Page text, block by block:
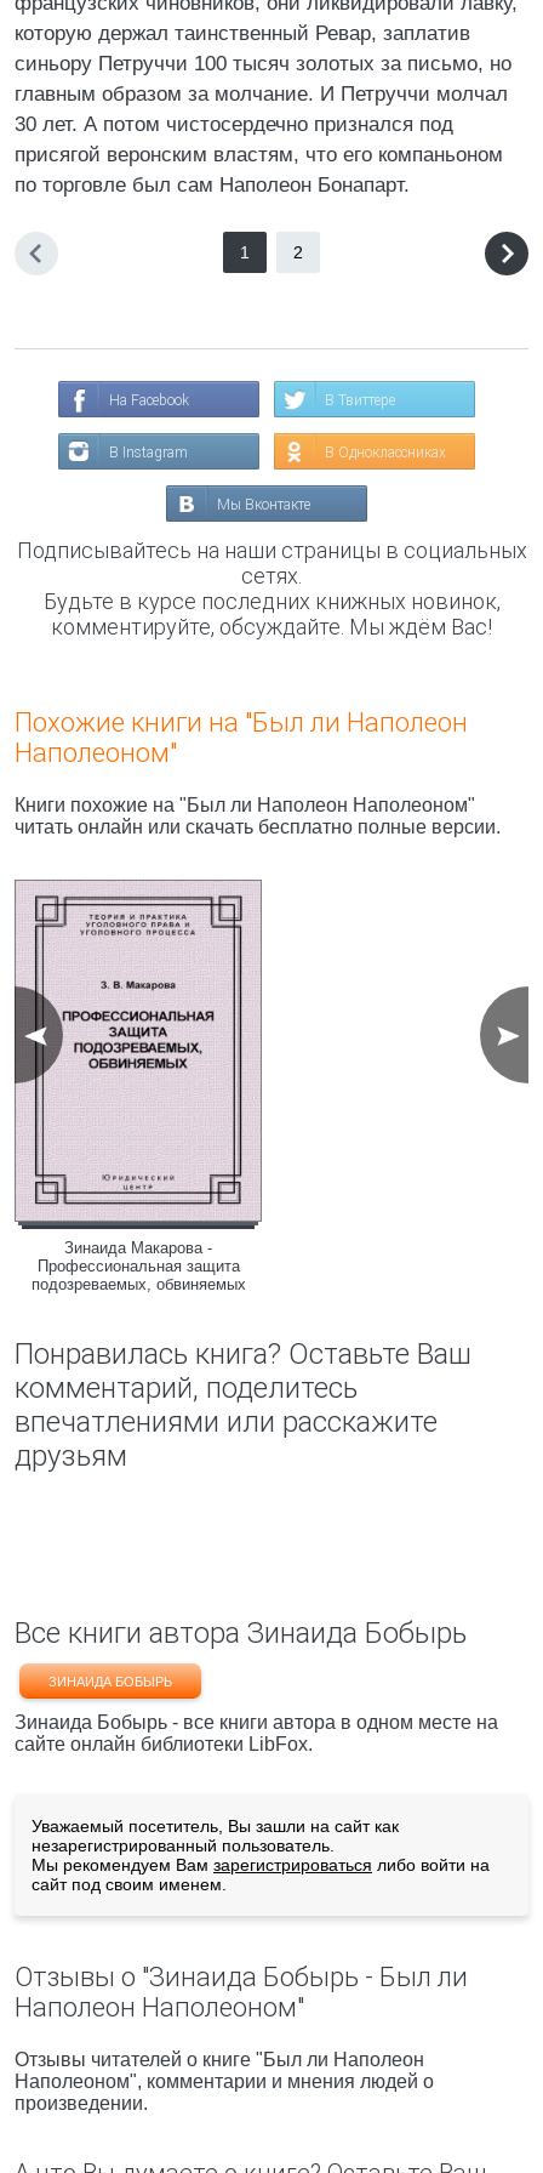
которую держал таинственный Ревар, заплатив
синьору Петруччи 100 тысяч золотых за письмо, но
главным образом за молчание. И Петруччи молчал
30 лет. А потом чистосердечно признался под
присягой веронским властям, что его компаньоном
по торговле был сам Наполеон Бонапарт.
1 2
На Facebook В Твиттере
В Instagram В Одноклассниках
Мы Вконтакте
Подписывайтесь на наши страницы в социальных
сетях.
Будьте в курсе последних книжных новинок,
комментируйте, обсуждайте. Мы ждём Вас!
Похожие книги на "Был ли Hаполеон
Hаполеоном"
Книги похожие на "Был ли Hаполеон Hаполеоном"
читать онлайн или скачать бесплатно полные версии.
Зинаида Макарова -
Профессиональная защита
подозреваемых, обвиняемых
Понравилась книга? Оставьте Ваш
комментарий, поделитесь
впечатлениями или расскажите
друзьям
Все книги автора Зинаида Бобырь
ЗИНАИДА БОБЫРЬ
Зинаида Бобырь - все книги автора в одном месте на
сайте онлайн библиотеки LibFox.
Уважаемый посетитель, Вы зашли на сайт как
незарегистрированный пользователь.
Мы рекомендуем Вам зарегистрироваться либо войти на
сайт под своим именем.
Отзывы о "Зинаида Бобырь - Был ли
Hаполеон Hаполеоном"
Отзывы читателей о книге "Был ли Hаполеон
Hаполеоном", комментарии и мнения людей о
произведении.